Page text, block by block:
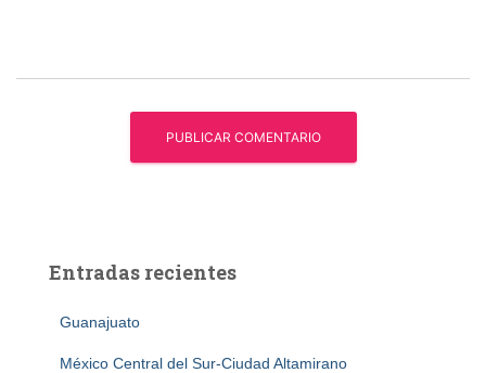
Entradas recientes
Guanajuato
México Central del Sur-Ciudad Altamirano